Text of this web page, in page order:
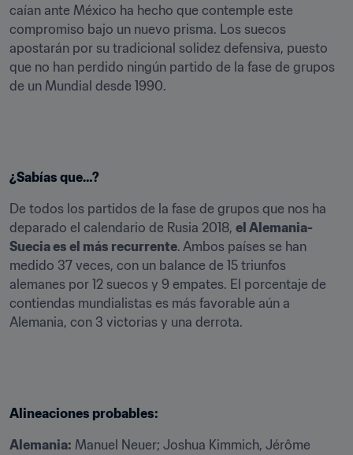
caían ante México ha hecho que contemple este
compromiso bajo un nuevo prisma. Los suecos
apostarán por su tradicional solidez defensiva, puesto
que no han perdido ningún partido de la fase de grupos
de un Mundial desde 1990.
¿Sabías que…?
De todos los partidos de la fase de grupos que nos ha
deparado el calendario de Rusia 2018, el Alemania-
Suecia es el más recurrente. Ambos países se han
medido 37 veces, con un balance de 15 triunfos
alemanes por 12 suecos y 9 empates. El porcentaje de
contiendas mundialistas es más favorable aún a
Alemania, con 3 victorias y una derrota.
Alineaciones probables:
Alemania: Manuel Neuer; Joshua Kimmich, Jérôme